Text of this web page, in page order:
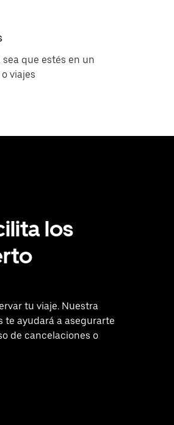
que estés en un
viajes
los
tu viaje. Nuestra
te ayudará a asegurarte
de cancelaciones o